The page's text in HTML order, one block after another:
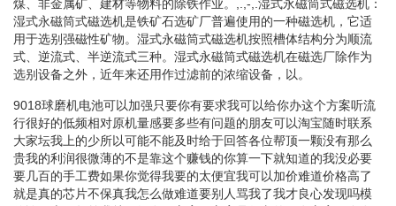
煤、非金属矿、建材等物料的除铁作业。,.,-,.湿式永磁筒式磁选机：
湿式永磁筒式磁选机是铁矿石选矿厂普遍使用的一种磁选机，它适
用于选别强磁性矿物。湿式永磁筒式磁选机按照槽体结构分为顺流
式、逆流式、半逆流式三种。湿式永磁筒式磁选机在磁选厂除作为
选别设备之外，近年来还用作过滤前的浓缩设备，以。
9018球磨机电池可以加强只要你有要求我可以给你办这个方案听流
行很好的低频相对原机量感要多些有问题的朋友可以淘宝随时联系
大家坛我上的少所以可能不能及时给于回答各位帮顶一颗没有那么
贵我的利润很微薄的不是靠这个赚钱的你算一下就知道的我没必要
要几百的手工费如果你觉得我要的太便宜我可以加价难道价格高了
就是真的芯片不保真我怎么做难道要别人骂我了我才良心发现吗模